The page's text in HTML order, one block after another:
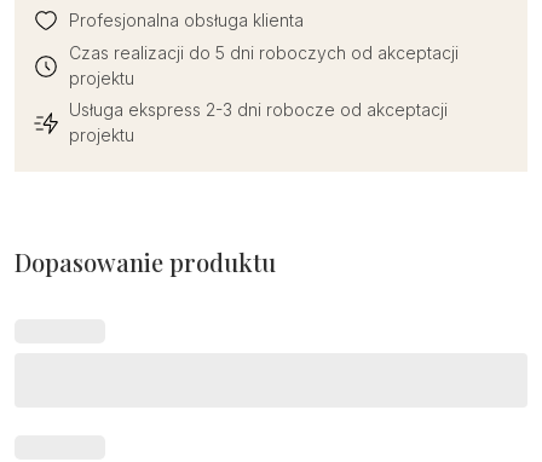
Profesjonalna obsługa klienta
Czas realizacji do 5 dni roboczych od akceptacji
projektu
Usługa ekspress 2-3 dni robocze od akceptacji
projektu
Dopasowanie produktu